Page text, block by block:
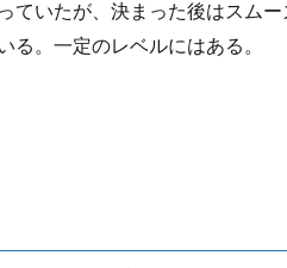
ていたが、決まった後はスム
る。一定のレベルにはある。